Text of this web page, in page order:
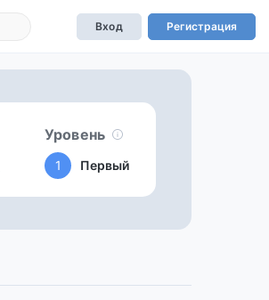
Вход Регистрация
Уровень
1 Первый